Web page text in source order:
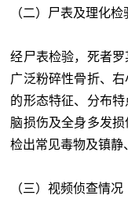
（二）尸表及理化检
经尸表检验，死者
广泛粉碎性骨折、
的形态特征、分布
脑损伤及全身多发
检出常见毒物及镇静
（三）视频侦查情况